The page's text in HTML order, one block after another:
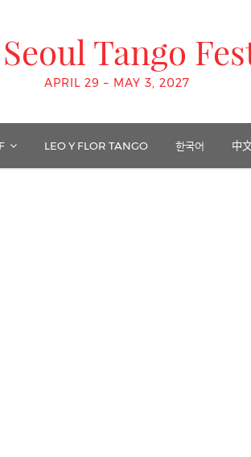
Tango
APRIL 29 – MAY 3, 2027
LEO Y FLOR TANGO 한국어 中